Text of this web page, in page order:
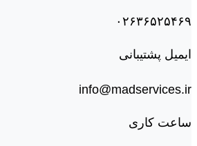
۰۲۶۳۶۵۲۵۴۶۹
ایمیل پشتیبانی
info@madservices.ir
ساعت کاری